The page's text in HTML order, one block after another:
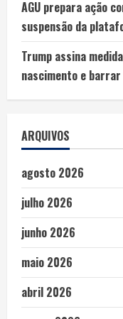
AGU prepara ação
suspensão da
Trump assina
nascimento e
ARQUIVOS
agosto 2026
julho 2026
junho 2026
maio 2026
abril 2026